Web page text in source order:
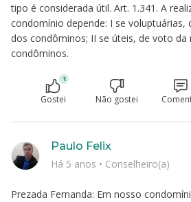
tipo é considerada útil. Art. 1.341. A
condomínio depende: I se voluptuárias,
dos condôminos; II se úteis, de voto da
condôminos.
1
Gostei Não gostei
Prezada Fernanda: Em nosso
Paulo Felix
Há 5 anos • Conselheiro(a)